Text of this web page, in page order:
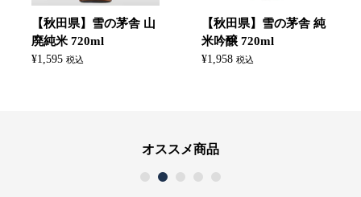
【秋田県】雪の茅舎 山
廃純米 720ml
¥1,595 税込
【秋田県】雪の茅舎 純
米吟醸 720ml
¥1,958 税込
オススメ商品
2